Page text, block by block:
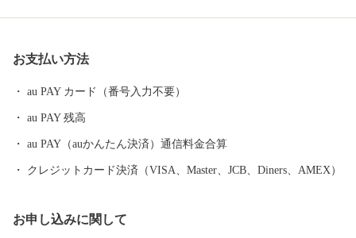
21,600人の観客収容能力を誇り、Jリーグ 京都サンガF.C.のホーム
級のイベント会場として活用が期待されています。
お支払い方法
au PAY カード（番号入力不要）
au PAY 残高
au PAY（auかんたん決済）通信料金合算
クレジットカード決済（VISA、Master、JCB、Diners、AMEX）
お申し込みに関して